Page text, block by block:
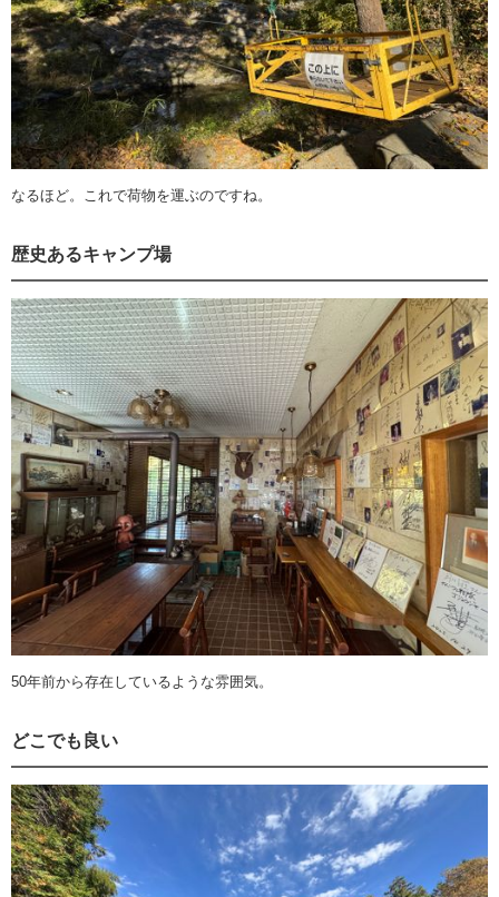
なるほど。これで荷物を運ぶのですね。
歴史あるキャンプ場
50年前から存在しているような雰囲気。
どこでも良い